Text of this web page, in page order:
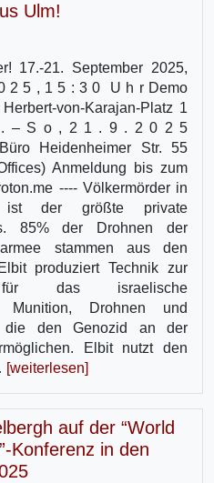
Ulm!
17.-21. September 2025,
2 5 , 1 5 : 3 0 U h r Demo
von-Karajan-Platz 1
. – S o , 2 1 . 9 . 2 0 2 5
Heidenheimer Str. 55
Anmeldung bis zum
---- Völkermörder in
der größte private
85% der Drohnen der
stammen aus den
produziert Technik zur
für das israelische
Munition, Drohnen und
die den Genozid an der
Elbit nutzt den
[weiterlesen]
auf der “World
Konferenz in den